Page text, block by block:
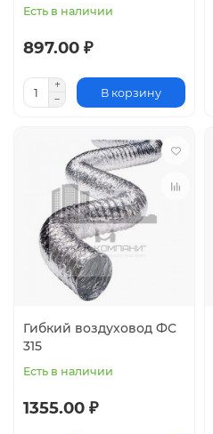
Есть в наличии
897.00 ₽
В корзину
Гибкий воздуховод ФС
315
Есть в наличии
1355.00 ₽